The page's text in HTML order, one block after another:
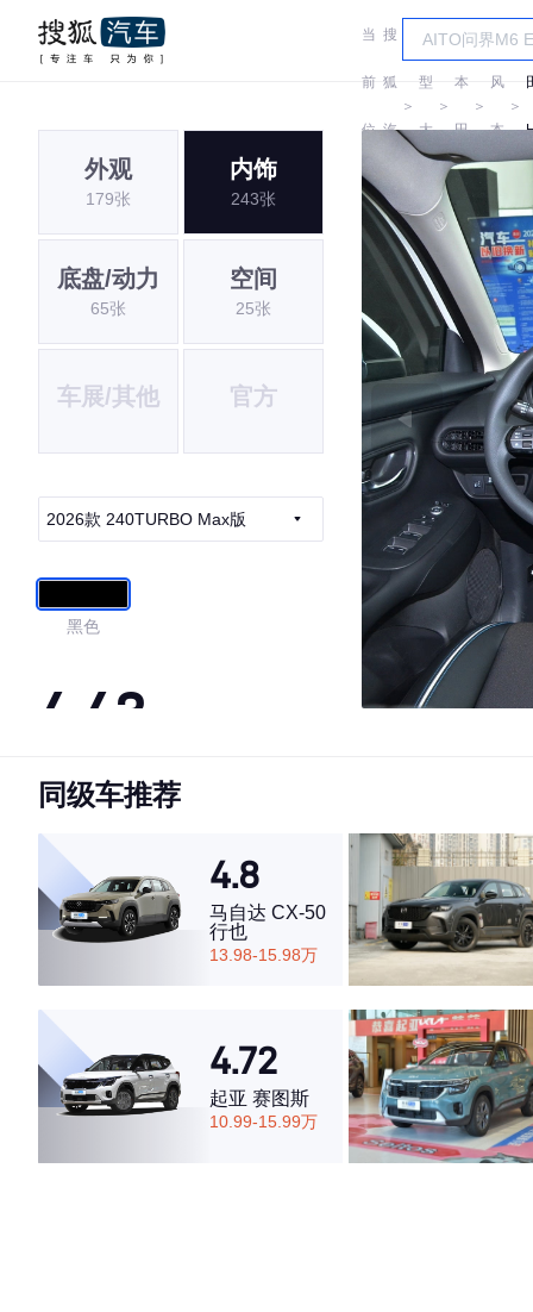
当
前
位
置:
搜
狐
汽
＞
车
型
大
＞
本
田
＞
东
风
本
田
＞
外观
179张
内饰
243张
底盘/动力
65张
空间
25张
车展/其他 官方
2026款 240TURBO Max版
黑色
4.43
·外观表现一般，低于88%同级车
·空间表现较为优秀，优于60%同级车
同级车推荐
4.8
马自达 CX-50
行也
13.98-15.98万
4.72
起亚 赛图斯
10.99-15.99万